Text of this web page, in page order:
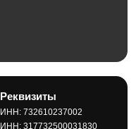
Реквизиты
ИНН: 732610237002
ИНН: 317732500031830